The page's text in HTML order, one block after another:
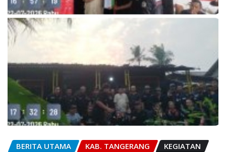
BERITA UTAMA KAB. TANGERANG
KEGIATAN